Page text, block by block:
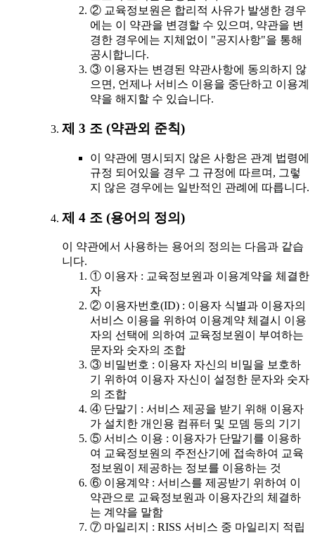
② 교육정보원은 합리적 사유가 발생한 경우
에는 이 약관을 변경할 수 있으며, 약관을 변
경한 경우에는 지체없이 "공지사항"을 통해
공시합니다.
③ 이용자는 변경된 약관사항에 동의하지 않
으면, 언제나 서비스 이용을 중단하고 이용계
약을 해지할 수 있습니다.
제 3 조 (약관외 준칙)
이 약관에 명시되지 않은 사항은 관계 법령에
규정 되어있을 경우 그 규정에 따르며, 그렇
지 않은 경우에는 일반적인 관례에 따릅니다.
제 4 조 (용어의 정의)
이 약관에서 사용하는 용어의 정의는 다음과 같습
니다.
① 이용자 : 교육정보원과 이용계약을 체결한
자
② 이용자번호(ID) : 이용자 식별과 이용자의
서비스 이용을 위하여 이용계약 체결시 이용
자의 선택에 의하여 교육정보원이 부여하는
문자와 숫자의 조합
③ 비밀번호 : 이용자 자신의 비밀을 보호하
기 위하여 이용자 자신이 설정한 문자와 숫자
의 조합
④ 단말기 : 서비스 제공을 받기 위해 이용자
가 설치한 개인용 컴퓨터 및 모뎀 등의 기기
⑤ 서비스 이용 : 이용자가 단말기를 이용하
여 교육정보원의 주전산기에 접속하여 교육
정보원이 제공하는 정보를 이용하는 것
⑥ 이용계약 : 서비스를 제공받기 위하여 이
약관으로 교육정보원과 이용자간의 체결하
는 계약을 말함
⑦ 마일리지 : RISS 서비스 중 마일리지 적립